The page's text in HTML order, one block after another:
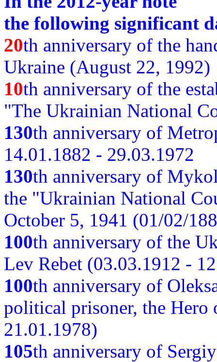
the following significant
20th anniversary of the
Ukraine (August 22, 1992)
10th anniversary of the
"The Ukrainian National
130th anniversary of
14.01.1882 - 29.03.1972
130th anniversary of
the "Ukrainian National
October 5, 1941 (01/02/
100th anniversary of the
Lev Rebet (03.03.1912 -
100th anniversary of
political prisoner, the
21.01.1978)
105th anniversary of